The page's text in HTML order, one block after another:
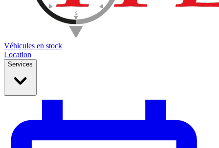
Véhicules en stock
Location
Services